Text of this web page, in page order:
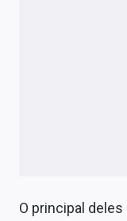
O principal